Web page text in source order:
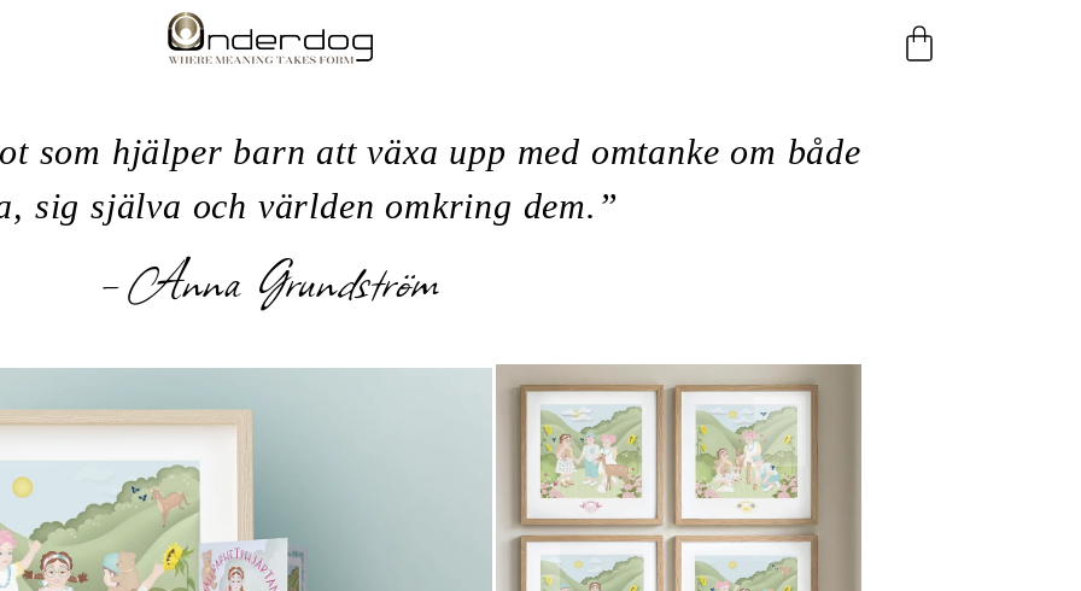
Varukorg
som hjälper barn att växa upp med omtanke om både
sig själva och världen omkring dem.”
– Anna Grundström